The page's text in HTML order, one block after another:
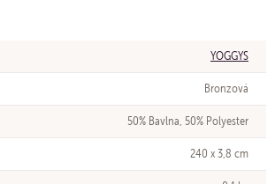
YOGGYS
Bronzová
50% Bavlna, 50% Polyester
240 x 3,8 cm